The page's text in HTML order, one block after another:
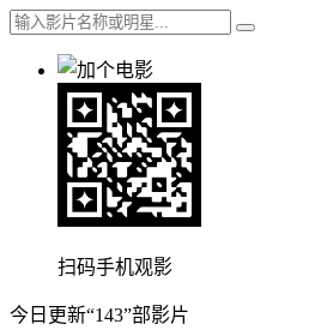
扫码手机观影
今日更新“143”部影片